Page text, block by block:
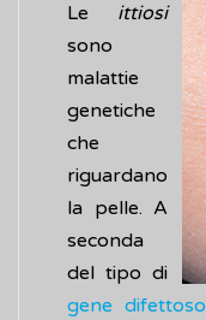
Le ittiosi
sono
malattie
genetiche
che
riguardano
la pelle. A
seconda
del tipo di
gene difettoso